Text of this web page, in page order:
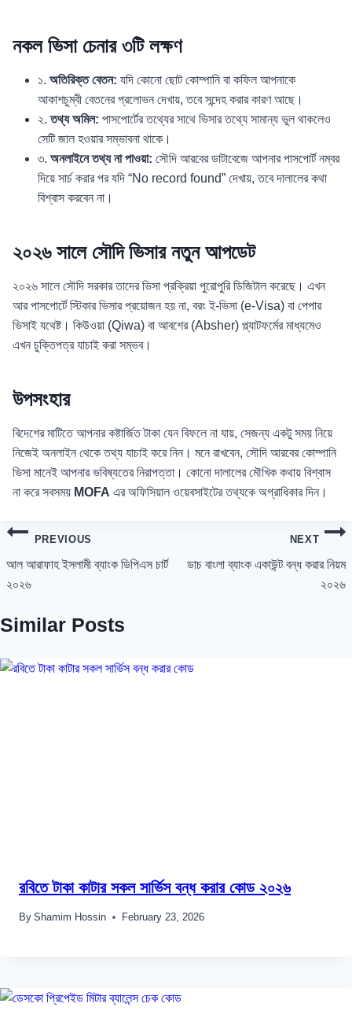
নকল ভিসা চেনার ৩টি লক্ষণ
১. অতিরিক্ত বেতন: যদি কোনো ছোট কোম্পানি বা কফিল আপনাকে
আকাশচুম্বী বেতনের প্রলোভন দেখায়, তবে সন্দেহ করার কারণ আছে।
২.তথ্য অমিল: পাসপোর্টের তথ্যের সাথে ভিসার তথ্যে সামান্য ভুল থাকলেও
সেটি জাল হওয়ার সম্ভাবনা থাকে।
৩. অনলাইনে তথ্য না পাওয়া: সৌদি আরবের ডাটাবেজে আপনার পাসপোর্ট নম্বর
দিয়ে সার্চ করার পর যদি “No record found” দেখায়, তবে দালালের কথা
বিশ্বাস করবেন না।
২০২৬ সালে সৌদি ভিসার নতুন আপডেট
২০২৬ সালে সৌদি সরকার তাদের ভিসা প্রক্রিয়া পুরোপুরি ডিজিটাল করেছে। এখন
আর পাসপোর্টে স্টিকার ভিসার প্রয়োজন হয় না, বরং ই-ভিসা (e-Visa) বা পেপার
ভিসাই যথেষ্ট। কিউওয়া (Qiwa) বা আবশের (Absher) প্ল্যাটফর্মের মাধ্যমেও
এখন চুক্তিপত্র যাচাই করা সম্ভব।
উপসংহার
বিদেশের মাটিতে আপনার কষ্টার্জিত টাকা যেন বিফলে না যায়, সেজন্য একটু সময় নিয়ে
নিজেই অনলাইন থেকে তথ্য যাচাই করে নিন। মনে রাখবেন, সৌদি আরবের কোম্পানি
ভিসা মানেই আপনার ভবিষ্যতের নিরাপত্তা। কোনো দালালের মৌখিক কথায় বিশ্বাস
না করে সবসময় MOFA এর অফিসিয়াল ওয়েবসাইটের তথ্যকে অগ্রাধিকার দিন।
Post
navigation
PREVIOUS
আল আরাফাহ ইসলামী ব্যাংক ডিপিএস চার্ট
২০২৬
NEXT
ডাচ বাংলা ব্যাংক একাউন্ট বন্ধ করার নিয়ম
২০২৬
Similar Posts
রবিতে টাকা কাটার সকল সার্ভিস বন্ধ করার কোড ২০২৬
By Shamim Hossin February 23, 2026